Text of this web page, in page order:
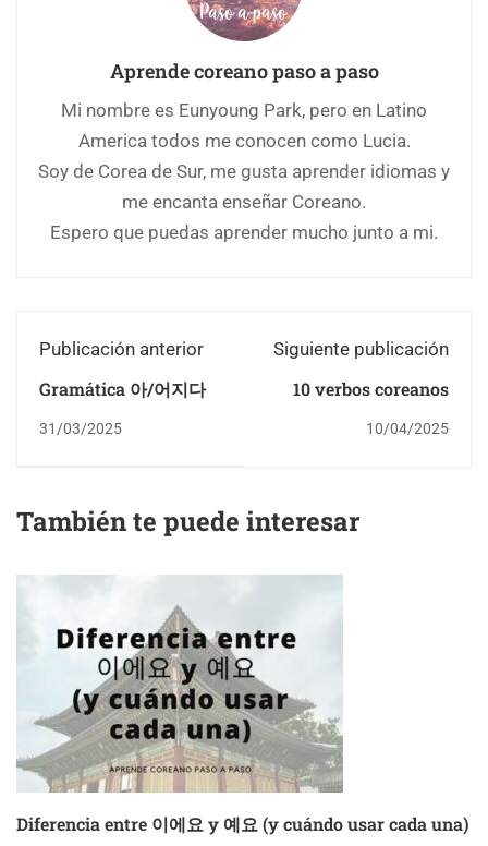
Aprende coreano paso a paso
Mi nombre es Eunyoung Park, pero en Latino
America todos me conocen como Lucia.
Soy de Corea de Sur, me gusta aprender idiomas y
me encanta enseñar Coreano.
Espero que puedas aprender mucho junto a mi.
Publicación anterior
Gramática 아/어지다
31/03/2025
Siguiente publicación
10 verbos coreanos
10/04/2025
También te puede interesar
Diferencia entre 이에요 y 예요 (y cuándo usar cada una)